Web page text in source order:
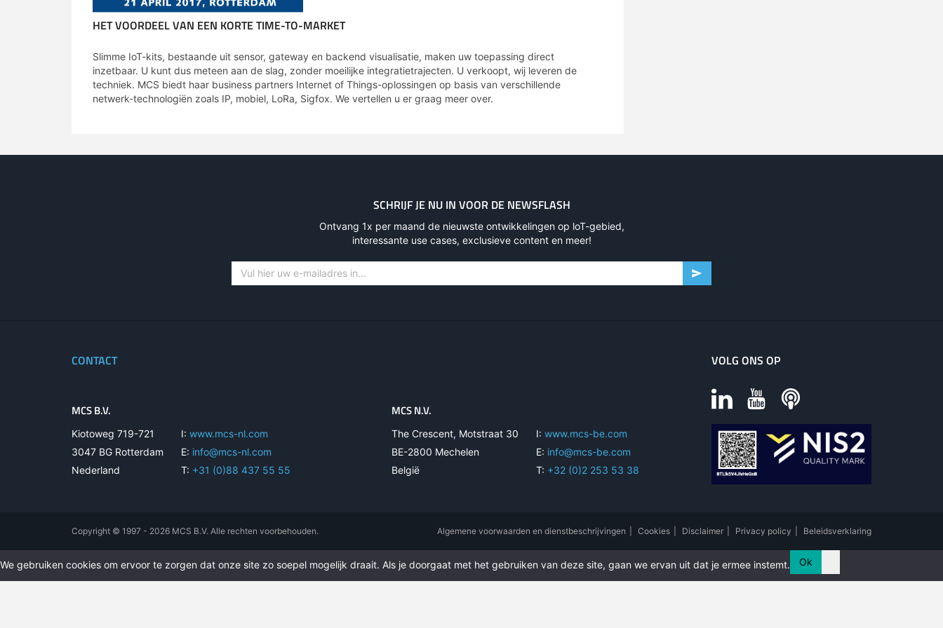
HET VOORDEEL VAN EEN KORTE TIME-TO-MARKET
Slimme IoT-kits, bestaande uit sensor, gateway en backend visualisatie, maken uw toepassing direct
inzetbaar. U kunt dus meteen aan de slag, zonder moeilijke integratietrajecten. U verkoopt, wij leveren de
techniek. MCS biedt haar business partners Internet of Things-oplossingen op basis van verschillende
netwerk-technologiën zoals IP, mobiel, LoRa, Sigfox. We vertellen u er graag meer over.
SCHRIJF JE NU IN VOOR DE NEWSFLASH
Ontvang 1x per maand de nieuwste ontwikkelingen op loT-gebied,
interessante use cases, exclusieve content en meer!
CONTACT
MCS B.V.
Kiotoweg 719-721
3047 BG Rotterdam
Nederland
I: www.mcs-nl.com
E: info@mcs-nl.com
T: +31 (0)88 437 55 55
MCS N.V.
The Crescent, Motstraat 30
BE-2800 Mechelen
België
I: www.mcs-be.com
E: info@mcs-be.com
T: +32 (0)2 253 53 38
VOLG ONS OP
Algemene voorwaarden en dienstbeschrijvingen Cookies Disclaimer Privacy policy Beleidsverklaring
Copyright © 1997 - 2026 MCS B.V. Alle rechten voorbehouden.
We gebruiken cookies om ervoor te zorgen dat onze site zo soepel mogelijk draait. Als je doorgaat met het gebruiken van deze site, gaan we ervan uit dat je ermee instemt. Ok